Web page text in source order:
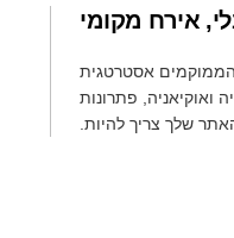
אירח מקומי
נתונים הממוקמים אסטרטגית
ואוקיאניה, פתרונות
שלך צריך להיות.